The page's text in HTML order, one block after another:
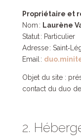
Propriétaire et
Nom : Laurène
Statut : Particulier
Adresse :
Email :
Objet du site :
contact du duo
2.